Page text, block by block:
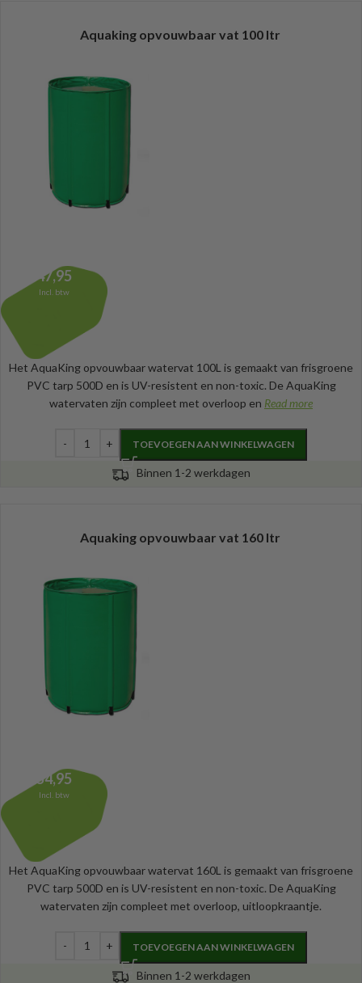
Aquaking opvouwbaar vat 100 ltr
47,95
Incl. btw
Het AquaKing opvouwbaar watervat 100L is gemaakt van frisgroene
PVC tarp 500D en is UV-resistent en non-toxic. De AquaKing
watervaten zijn compleet met overloop en Read more
TOEVOEGEN AAN WINKELWAGEN
Binnen 1-2 werkdagen
Aquaking opvouwbaar vat 160 ltr
54,95
Incl. btw
Het AquaKing opvouwbaar watervat 160L is gemaakt van frisgroene
PVC tarp 500D en is UV-resistent en non-toxic. De AquaKing
watervaten zijn compleet met overloop, uitloopkraantje.
TOEVOEGEN AAN WINKELWAGEN
Binnen 1-2 werkdagen